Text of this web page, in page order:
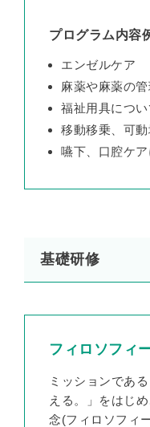
プログラム内容
エンゼルケア
麻薬や麻薬の
福祉用具につい
移動移乗、可
嚥下、口腔ケア
基礎研修
フィロソフィ
ミッションであ
える。」をはじ
念(フィロソフィ